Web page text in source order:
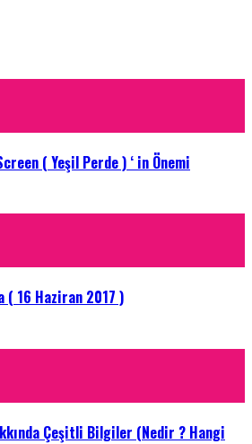
( Yeşil Perde ) ‘ in Önemi
( 16 Haziran 2017 )
Çeşitli Bilgiler (Nedir ? Hangi